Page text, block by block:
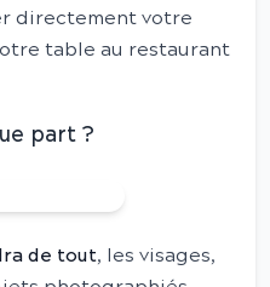
directement votre
table au restaurant
part ?
de tout, les visages,